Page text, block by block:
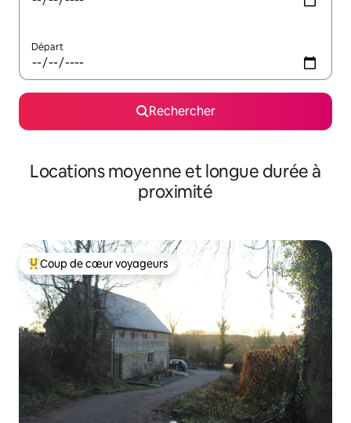
Départ
Rechercher
Locations moyenne et longue durée à
proximité
Coups de cœur voyageurs les plus appréciés
Coup de cœur voyageurs